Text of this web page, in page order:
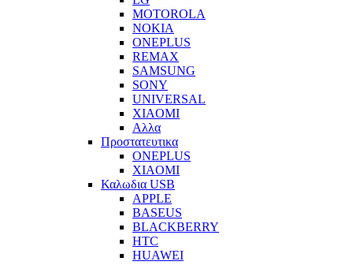
MOTOROLA
NOKIA
ONEPLUS
REMAX
SAMSUNG
SONY
UNIVERSAL
XIAOMI
Αλλα
Προστατευτικα
ONEPLUS
XIAOMI
Καλωδια USB
APPLE
BASEUS
BLACKBERRY
HTC
HUAWEI